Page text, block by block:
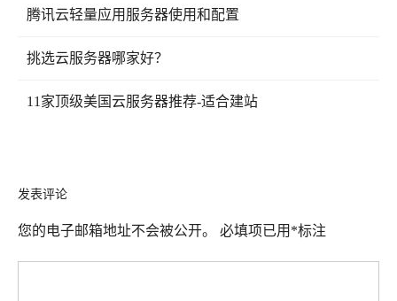
腾讯云轻量应用服务器使用和配置
挑选云服务器哪家好？
11家顶级美国云服务器推荐-适合建站
发表评论
您的电子邮箱地址不会被公开。 必填项已用 *标注